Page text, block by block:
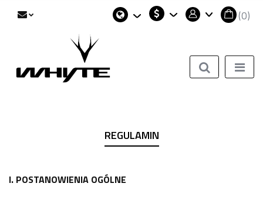
Zarejestruj się
Dodaj zgłoszenie
(0)
REGULAMIN
I. POSTANOWIENIA OGÓLNE